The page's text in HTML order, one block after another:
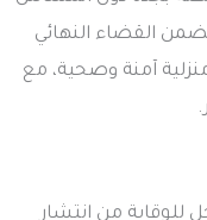
القضاء النهائي
آمنة وصحية، مع
للوقاية من انتشار